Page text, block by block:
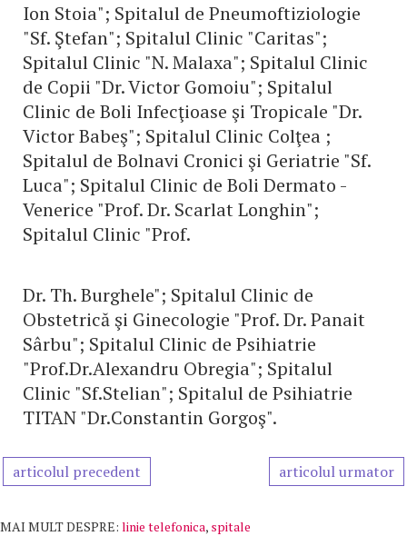
Ion Stoia"; Spitalul de Pneumoftiziologie
"Sf. Ştefan"; Spitalul Clinic "Caritas";
Spitalul Clinic "N. Malaxa"; Spitalul Clinic
de Copii "Dr. Victor Gomoiu"; Spitalul
Clinic de Boli Infecţioase şi Tropicale "Dr.
Victor Babeş"; Spitalul Clinic Colţea ;
Spitalul de Bolnavi Cronici şi Geriatrie "Sf.
Luca"; Spitalul Clinic de Boli Dermato -
Venerice "Prof. Dr. Scarlat Longhin";
Spitalul Clinic "Prof.
Dr. Th. Burghele"; Spitalul Clinic de
Obstetrică şi Ginecologie "Prof. Dr. Panait
Sârbu"; Spitalul Clinic de Psihiatrie
"Prof.Dr.Alexandru Obregia"; Spitalul
Clinic "Sf.Stelian"; Spitalul de Psihiatrie
TITAN "Dr.Constantin Gorgoş".
articolul precedent articolul urmator
MAI MULT DESPRE: linie telefonica, spitale